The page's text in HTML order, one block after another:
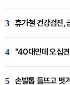
3 휴가철 건강검진,
4 "40대인데 오십
5 손발톱 들뜨고 벗